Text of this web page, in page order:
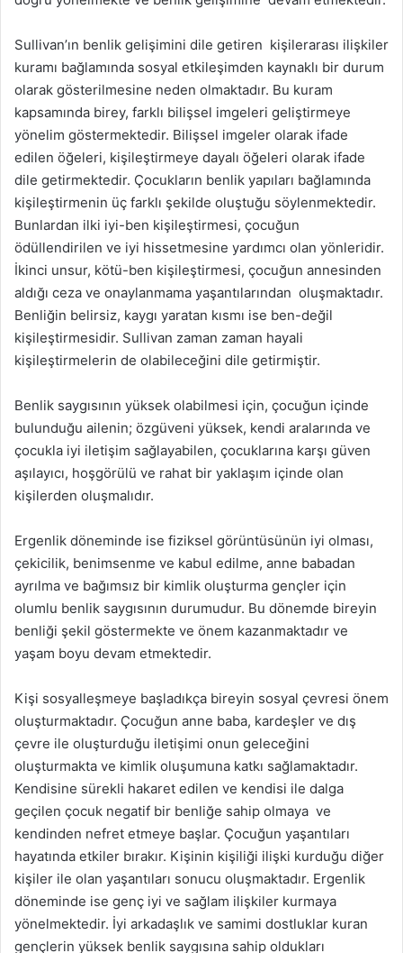
Sullivan’ın benlik gelişimini dile getiren kişilerarası ilişkiler
kuramı bağlamında sosyal etkileşimden kaynaklı bir durum
olarak gösterilmesine neden olmaktadır. Bu kuram
kapsamında birey, farklı bilişsel imgeleri geliştirmeye
yönelim göstermektedir. Bilişsel imgeler olarak ifade
edilen öğeleri, kişileştirmeye dayalı öğeleri olarak ifade
dile getirmektedir. Çocukların benlik yapıları bağlamında
kişileştirmenin üç farklı şekilde oluştuğu söylenmektedir.
Bunlardan ilki iyi-ben kişileştirmesi, çocuğun
ödüllendirilen ve iyi hissetmesine yardımcı olan yönleridir.
İkinci unsur, kötü-ben kişileştirmesi, çocuğun annesinden
aldığı ceza ve onaylanmama yaşantılarından oluşmaktadır.
Benliğin belirsiz, kaygı yaratan kısmı ise ben-değil
kişileştirmesidir. Sullivan zaman zaman hayali
kişileştirmelerin de olabileceğini dile getirmiştir.
Benlik saygısının yüksek olabilmesi için, çocuğun içinde
bulunduğu ailenin; özgüveni yüksek, kendi aralarında ve
çocukla iyi iletişim sağlayabilen, çocuklarına karşı güven
aşılayıcı, hoşgörülü ve rahat bir yaklaşım içinde olan
kişilerden oluşmalıdır.
Ergenlik döneminde ise fiziksel görüntüsünün iyi olması,
çekicilik, benimsenme ve kabul edilme, anne babadan
ayrılma ve bağımsız bir kimlik oluşturma gençler için
olumlu benlik saygısının durumudur. Bu dönemde bireyin
benliği şekil göstermekte ve önem kazanmaktadır ve
yaşam boyu devam etmektedir.
Kişi sosyalleşmeye başladıkça bireyin sosyal çevresi önem
oluşturmaktadır. Çocuğun anne baba, kardeşler ve dış
çevre ile oluşturduğu iletişimi onun geleceğini
oluşturmakta ve kimlik oluşumuna katkı sağlamaktadır.
Kendisine sürekli hakaret edilen ve kendisi ile dalga
geçilen çocuk negatif bir benliğe sahip olmaya ve
kendinden nefret etmeye başlar. Çocuğun yaşantıları
hayatında etkiler bırakır. Kişinin kişiliği ilişki kurduğu diğer
kişiler ile olan yaşantıları sonucu oluşmaktadır. Ergenlik
döneminde ise genç iyi ve sağlam ilişkiler kurmaya
yönelmektedir. İyi arkadaşlık ve samimi dostluklar kuran
gençlerin yüksek benlik saygısına sahip oldukları